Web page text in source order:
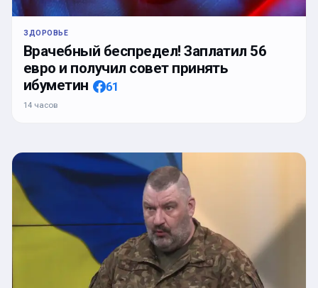
ЗДОРОВЬЕ
Врачебный беспредел! Заплатил 56
евро и получил совет принять
ибуметин
61
14 часов